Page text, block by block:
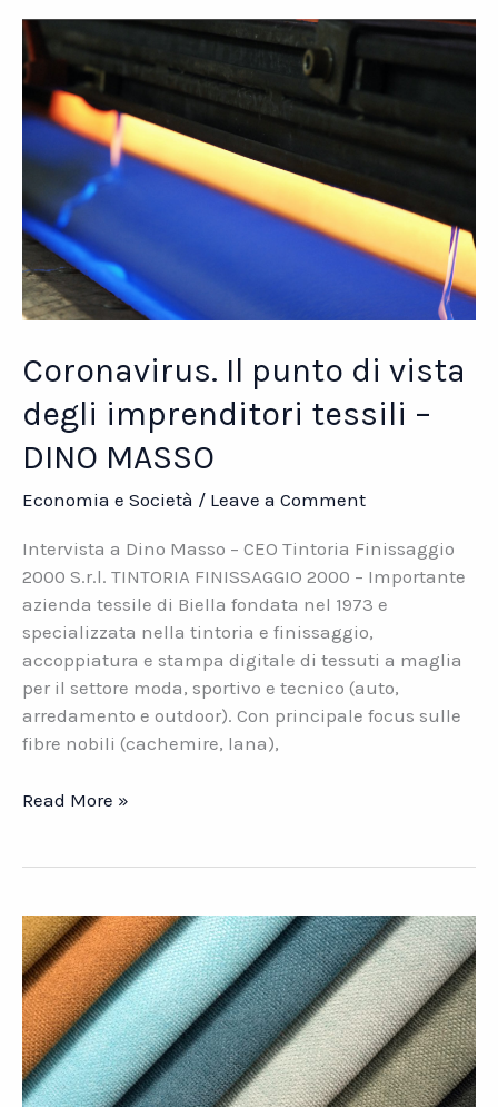
degli
imprenditori
tessili
–
Roberto
Rossetti
Coronavirus. Il punto di vista
degli imprenditori tessili –
DINO MASSO
Economia e Società / Leave a Comment
Intervista a Dino Masso – CEO Tintoria Finissaggio
2000 S.r.l. TINTORIA FINISSAGGIO 2000 – Importante
azienda tessile di Biella fondata nel 1973 e
specializzata nella tintoria e finissaggio,
accoppiatura e stampa digitale di tessuti a maglia
per il settore moda, sportivo e tecnico (auto,
arredamento e outdoor). Con principale focus sulle
fibre nobili (cachemire, lana),
Coronavirus.
degli
imprenditori
tessili
–
DINO
MASSO
Read More »